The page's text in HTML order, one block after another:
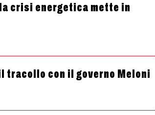
crisi energetica mette in
tracollo con il governo Meloni